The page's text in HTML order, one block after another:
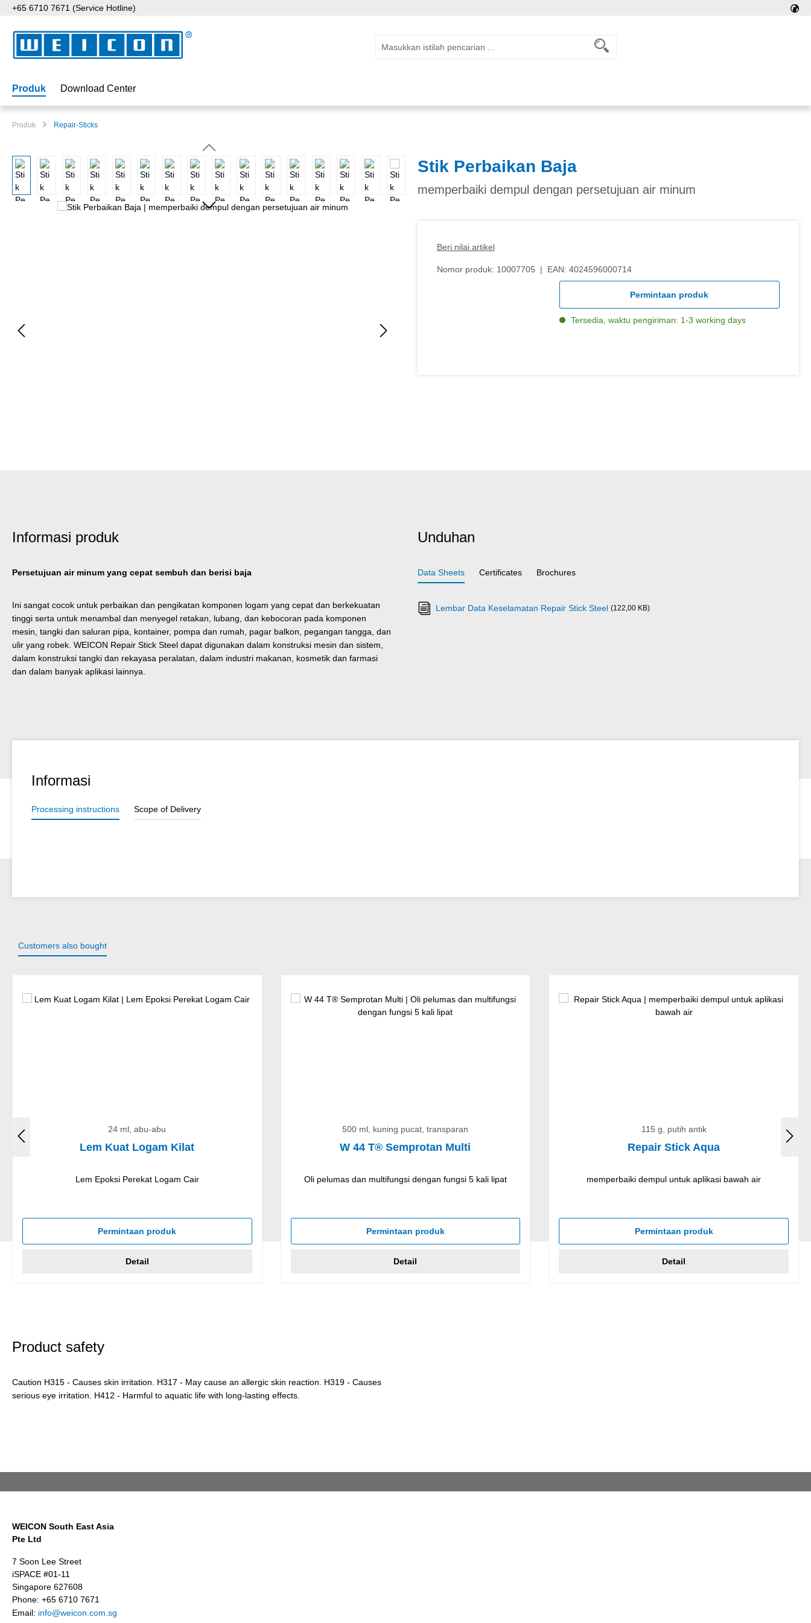
ke konten utama
Lewati ke pencarian
Lewati ke navigasi utama
+65 6710 7671 (Service Hotline)
Produk Download Center
Produk Repair-Sticks
Lewati galeri gambar Stik Perbaikan Baja
memperbaiki dempul dengan persetujuan air minum
Beri nilai artikel
Nomor produk: 10007705 | EAN: 4024596000714
Permintaan produk
Tersedia, waktu pengiriman: 1-3 working days
Informasi produk
Persetujuan air minum yang cepat sembuh dan berisi baja
Ini sangat cocok untuk perbaikan dan pengikatan komponen logam yang cepat dan berkekuatan
tinggi serta untuk menambal dan menyegel retakan, lubang, dan kebocoran pada komponen
mesin, tangki dan saluran pipa, kontainer, pompa dan rumah, pagar balkon, pegangan tangga, dan
ulir yang robek. WEICON Repair Stick Steel dapat digunakan dalam konstruksi mesin dan sistem,
dalam konstruksi tangki dan rekayasa peralatan, dalam industri makanan, kosmetik dan farmasi
dan dalam banyak aplikasi lainnya.
Unduhan
Data Sheets Certificates Brochures
Lembar Data Keselamatan Repair Stick Steel (122,00 KB)
Informasi
Processing instructions Scope of Delivery
Customers also bought
24 ml, abu-abu
Lem Kuat Logam Kilat
Lem Epoksi Perekat Logam Cair
Permintaan produk
Detail
500 ml, kuning pucat, transparan
W 44 T® Semprotan Multi
Oli pelumas dan multifungsi dengan fungsi 5 kali lipat
Permintaan produk
Detail
115 g, putih antik
Repair Stick Aqua
memperbaiki dempul untuk aplikasi bawah air
Permintaan produk
Detail
Product safety
Caution H315 - Causes skin irritation. H317 - May cause an allergic skin reaction. H319 - Causes
serious eye irritation. H412 - Harmful to aquatic life with long-lasting effects.
WEICON South East Asia
Pte Ltd
7 Soon Lee Street
iSPACE #01-11
Singapore 627608
Phone: +65 6710 7671
Email: info@weicon.com.sg